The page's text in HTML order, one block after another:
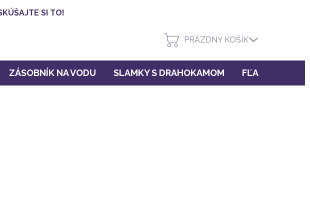
SI TO!
PRÁZDNY KOŠÍK
ZÁSOBNÍK NA VODU SLAMKY S DRAHOKAMOM FĽAŠE INU!